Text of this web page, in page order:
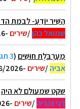
הַשִּׁיר יוֹדֵעַ- לבמת
שמואל כהן/שירים -08/08/2026 08:20
מַעַרְבֹּלֶת חוּשִׁים (3 תגובות
אביה/שירים -08/08/2026 07:27
שקט שמעולם לא היה
דני זכריה/שירים -08/08/2026 06:39